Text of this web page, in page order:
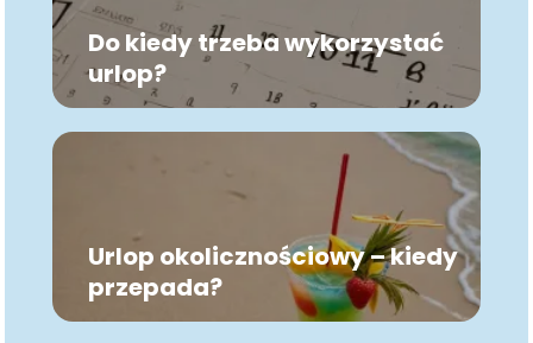
Do kiedy trzeba wykorzystać
urlop?
Urlop okolicznościowy – kiedy
przepada?